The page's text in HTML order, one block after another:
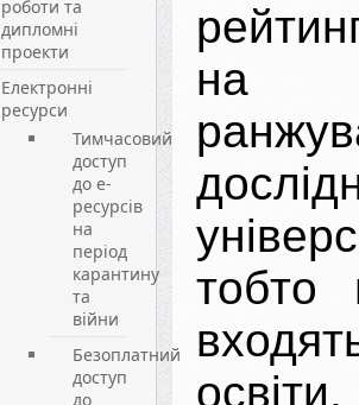
роботи та
дипломні
проекти
Електронні
ресурси
Тимчасовий
доступ
до е-
ресурсів
на
період
карантину
та
війни
Безоплатний
доступ
до
на
тобто